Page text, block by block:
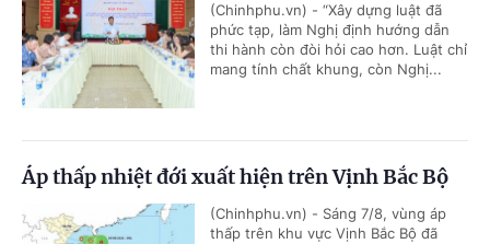
(Chinhphu.vn) - “Xây dựng luật đã
phức tạp, làm Nghị định hướng dẫn
thi hành còn đòi hỏi cao hơn. Luật chỉ
mang tính chất khung, còn Nghị...
Áp thấp nhiệt đới xuất hiện trên Vịnh Bắc Bộ
(Chinhphu.vn) - Sáng 7/8, vùng áp
thấp trên khu vực Vịnh Bắc Bộ đã